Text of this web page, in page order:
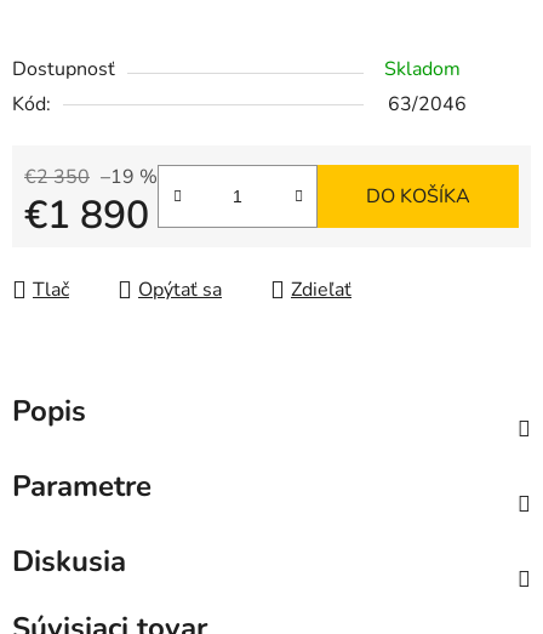
Dostupnosť
Skladom
Kód:
63/2046
€2 350 –19 %
€1 890 DO KOŠÍKA
Tlač Opýtať sa Zdieľať
Popis
Parametre
Diskusia